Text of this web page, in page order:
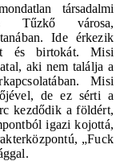
társadalmi
Tűzkő városa,
Ide érkezik
és birtokát. Misi
aki nem találja a
Misi
de ez sérti a
kezdődik a földért,
igazi kojottá,
„Fuck